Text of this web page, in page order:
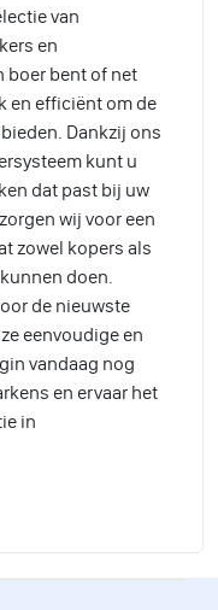
van
en
boer bent of net
en efficiënt om de
Dankzij ons
kunt u
dat past bij uw
wij voor een
zowel kopers als
doen.
de nieuwste
eenvoudige en
vandaag nog
en ervaar het
in